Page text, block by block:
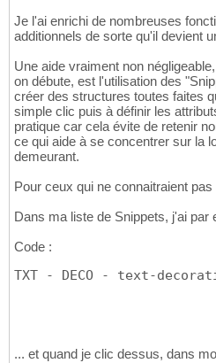
Je l'ai enrichi de nombreuses
additionnels de sorte qu'il devient
Une aide vraiment non
on débute, est l'utilisation des
créer des structures toutes faites
simple clic puis à définir les
pratique car cela évite de retenir
ce qui aide à se concentrer sur la
demeurant.
Pour ceux qui ne connaitraient
Dans ma liste de Snippets, j'ai par
Code :
TXT - DECO - text-
... et quand je clic dessus, dans